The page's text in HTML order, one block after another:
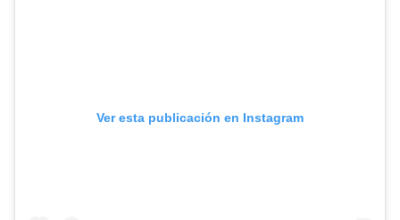
Ver esta publicación en Instagram